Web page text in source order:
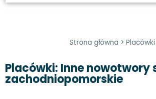
Strona główna > Placówki
Placówki: Inne nowotwory
zachodniopomorskie